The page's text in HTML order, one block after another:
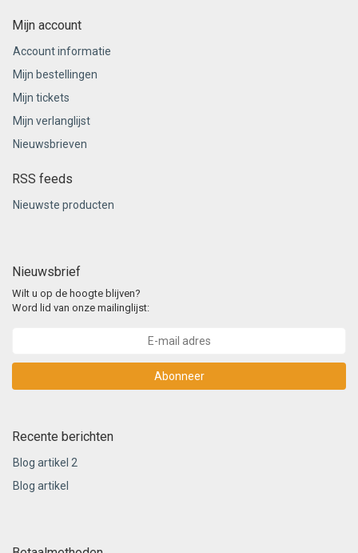
Mijn account
Account informatie
Mijn bestellingen
Mijn tickets
Mijn verlanglijst
Nieuwsbrieven
RSS feeds
Nieuwste producten
Nieuwsbrief
Wilt u op de hoogte blijven?
Word lid van onze mailinglijst:
Abonneer
Recente berichten
Blog artikel 2
Blog artikel